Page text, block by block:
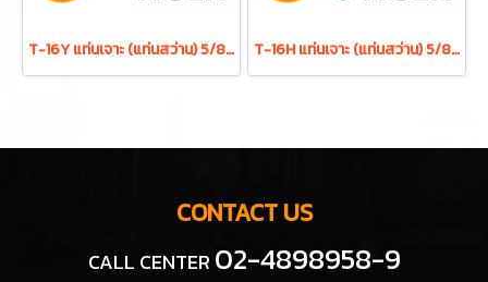
T-16Y แท่นเจาะ (แท่นสว่าน) 5/8 นิ้ว 450W ดอกสว่าน 16 มม. 12 สปีด TIGER T-16H แท่นเจาะ (แท่นสว่าน) 5/8 นิ้ว 550W ดอกสว่าน 16 มม. 16 สปีด เตเปอร์หลบใน TIGER
CONTACT US
CALL CENTER 02-4898958-9